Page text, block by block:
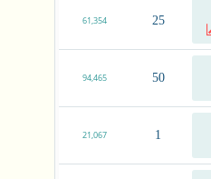
25
61,354
50
94,465
1
21,067